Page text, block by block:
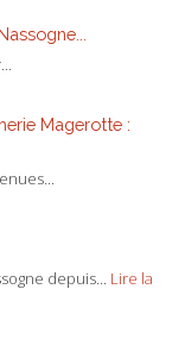
Magerotte :
depuis... Lire la